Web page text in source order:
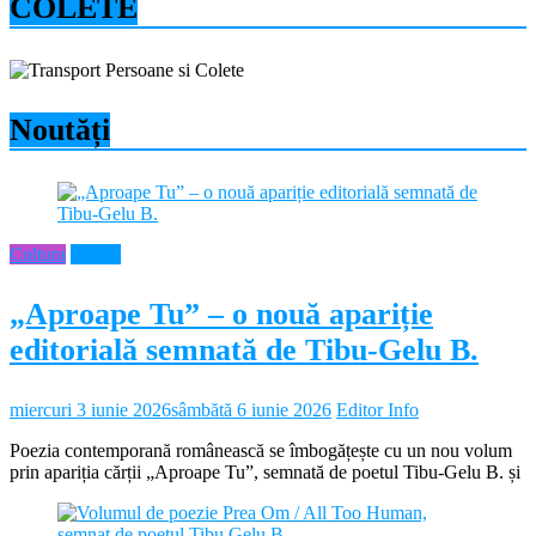
COLETE
Noutăți
Cultura
„Aproape Tu” – o nouă apariție
editorială semnată de Tibu-Gelu B.
miercuri 3 iunie 2026sâmbătă 6 iunie 2026 Editor Info
Poezia contemporană românească se îmbogățește cu un nou volum
prin apariția cărții „Aproape Tu”, semnată de poetul Tibu-Gelu B. și